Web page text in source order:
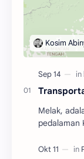
Melak,
pedalaman
kecamatan